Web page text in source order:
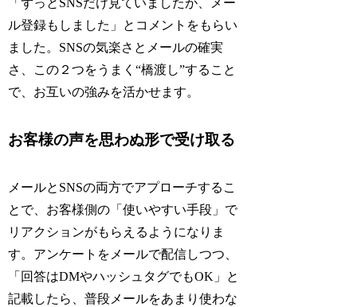
「ずっとSNSだけ見ていましたが、メー
ル登録もしました」とコメントをもらい
ました。SNSの気楽さとメールの確実
さ、この２つをうまく“橋渡し”すること
で、お互いの強みを活かせます。
お客様の声を思わぬ形で受け取る
メールとSNSの両方でアプローチするこ
とで、お客様側の「使いやすい手段」で
リアクションがもらえるようになりま
す。アンケートをメールで配信しつつ、
「回答はDMやハッシュタグでもOK」と
記載したら、普段メールをあまり使わな